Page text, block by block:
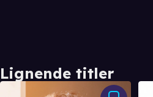
Lignende titler